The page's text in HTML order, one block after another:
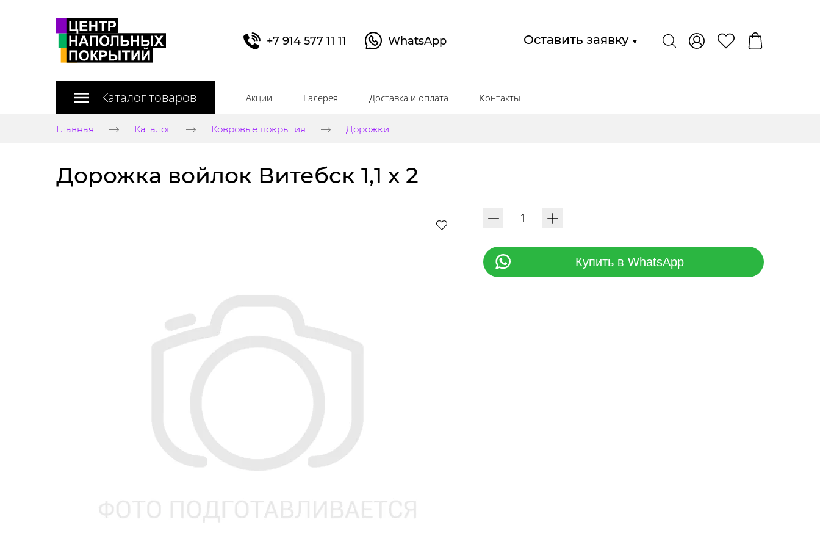
+7 914 577 11 11 WhatsApp Оставить заявку ▼
Каталог товаров Акции Галерея Доставка и оплата Контакты
Главная Каталог Ковровые покрытия Дорожки
Дорожка войлок Витебск 1,1 х 2
Купить в WhatsApp